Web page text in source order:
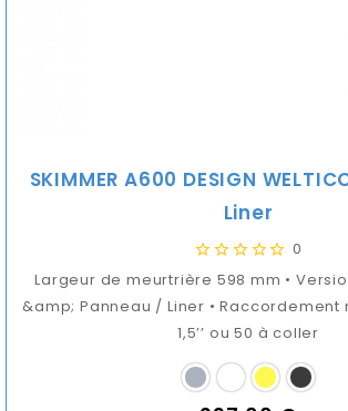
SKIMMER A600 DESIGN
Liner
0
Largeur de meurtrière 598 mm •
&amp; Panneau / Liner • Raccordement
1,5’’ ou 50 à coller